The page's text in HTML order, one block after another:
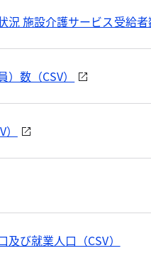
況 施設介護サービス受給者
数（CSV）
び就業人口（CSV）